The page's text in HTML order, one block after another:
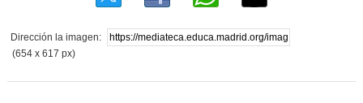
Dirección la imagen:
(654 x 617 px)